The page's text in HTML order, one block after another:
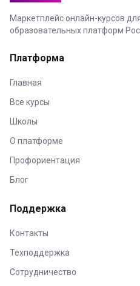
Маркетплейс онлайн-курсов
образовательных платформ
Платформа
Главная
Все курсы
Школы
О платформе
Профориентация
Блог
Поддержка
Контакты
Техподдержка
Сотрудничество